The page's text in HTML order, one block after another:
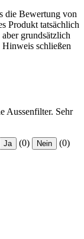
die Bewertung von
Produkt tatsächlich
grundsätzlich
Hinweis schließen
Aussenfilter. Sehr
Ja (0) Nein (0)